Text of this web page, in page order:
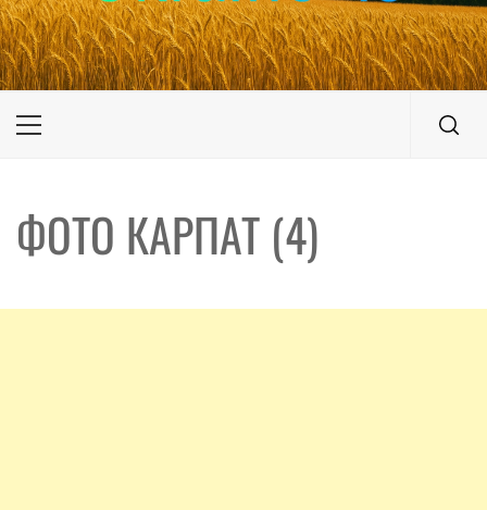
UKRAINE-IS
ПОДОРОЖI ПО УКРАЇНІ
Primary
ФОТО КАРПАТ (4)